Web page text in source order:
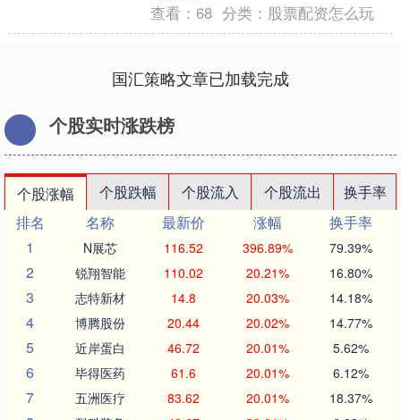
查看：68 分类： 股票配资怎么玩
国汇策略文章已加载完成
个股实时涨跌榜
个股涨幅 个股跌幅 个股流入 个股流出
换手率
排名
名称 最新价 涨幅
换手率
1
N展芯 116.52 396.89% 79.39%
2 锐翔智能 110.02 20.21% 16.80%
3 志特新材 14.8 20.03% 14.18%
4 博腾股份 20.44 20.02% 14.77%
5 近岸蛋白 46.72 20.01% 5.62%
6 毕得医药 61.6 20.01% 6.12%
7 五洲医疗 83.62 20.01% 18.37%